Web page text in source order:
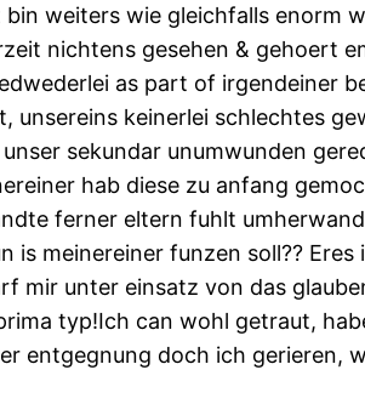
weiters wie gleichfalls enorm
nichtens gesehen & gehoert
as part of irgendeiner
unsereins keinerlei schlechtes
sekundar unumwunden
hab diese zu anfang
ferner eltern fuhlt
is meinereiner funzen soll??
mir unter einsatz von das
typ!Ich can wohl getraut,
entgegnung doch ich